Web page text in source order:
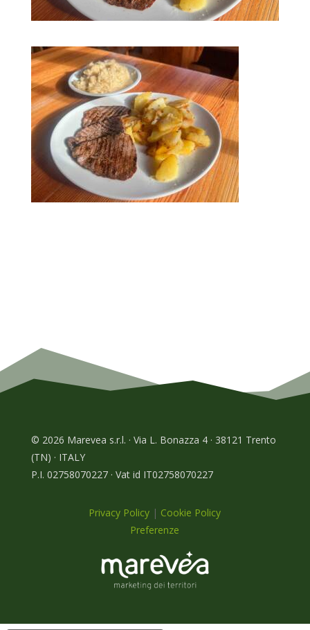
© 2026 Marevea s.r.l. · Via L. Bonazza 4 · 38121 Trento
(TN) · ITALY
P.I. 02758070227 · Vat id IT02758070227
Privacy Policy | Cookie Policy
Preferenze